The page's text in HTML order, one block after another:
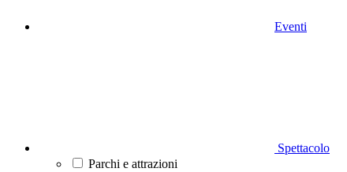
Eventi
Spettacolo
Parchi e attrazioni